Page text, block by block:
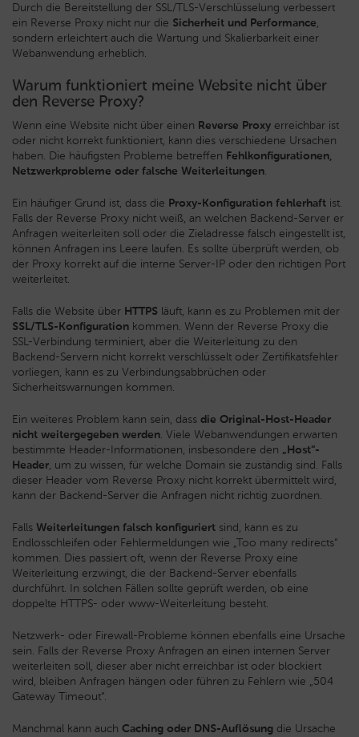
Durch die Bereitstellung der SSL/TLS-Verschlüsselung verbessert
ein Reverse Proxy nicht nur die Sicherheit und Performance,
sondern erleichtert auch die Wartung und Skalierbarkeit einer
Webanwendung erheblich.
Warum funktioniert meine Website nicht über
den Reverse Proxy?
Wenn eine Website nicht über einen Reverse Proxy erreichbar ist
oder nicht korrekt funktioniert, kann dies verschiedene Ursachen
haben. Die häufigsten Probleme betreffen Fehlkonfigurationen,
Netzwerkprobleme oder falsche Weiterleitungen.
Ein häufiger Grund ist, dass die Proxy-Konfiguration fehlerhaft ist.
Falls der Reverse Proxy nicht weiß, an welchen Backend-Server er
Anfragen weiterleiten soll oder die Zieladresse falsch eingestellt ist,
können Anfragen ins Leere laufen. Es sollte überprüft werden, ob
der Proxy korrekt auf die interne Server-IP oder den richtigen Port
weiterleitet.
Falls die Website über HTTPS läuft, kann es zu Problemen mit der
SSL/TLS-Konfiguration kommen. Wenn der Reverse Proxy die
SSL-Verbindung terminiert, aber die Weiterleitung zu den
Backend-Servern nicht korrekt verschlüsselt oder Zertifikatsfehler
vorliegen, kann es zu Verbindungsabbrüchen oder
Sicherheitswarnungen kommen.
Ein weiteres Problem kann sein, dass die Original-Host-Header
nicht weitergegeben werden. Viele Webanwendungen erwarten
bestimmte Header-Informationen, insbesondere den „Host“-
Header, um zu wissen, für welche Domain sie zuständig sind. Falls
dieser Header vom Reverse Proxy nicht korrekt übermittelt wird,
kann der Backend-Server die Anfragen nicht richtig zuordnen.
Falls Weiterleitungen falsch konfiguriert sind, kann es zu
Endlosschleifen oder Fehlermeldungen wie „Too many redirects“
kommen. Dies passiert oft, wenn der Reverse Proxy eine
Weiterleitung erzwingt, die der Backend-Server ebenfalls
durchführt. In solchen Fällen sollte geprüft werden, ob eine
doppelte HTTPS- oder www-Weiterleitung besteht.
Netzwerk- oder Firewall-Probleme können ebenfalls eine Ursache
sein. Falls der Reverse Proxy Anfragen an einen internen Server
weiterleiten soll, dieser aber nicht erreichbar ist oder blockiert
wird, bleiben Anfragen hängen oder führen zu Fehlern wie „504
Gateway Timeout“.
Manchmal kann auch Caching oder DNS-Auflösung die Ursache